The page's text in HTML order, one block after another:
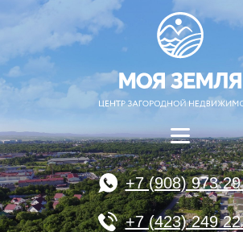
+7 (908) 973
+7 (423) 249